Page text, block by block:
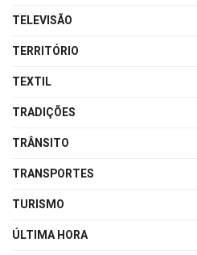
TELEVISÃO
TERRITÓRIO
TEXTIL
TRADIÇÕES
TRÂNSITO
TRANSPORTES
TURISMO
ÚLTIMA HORA